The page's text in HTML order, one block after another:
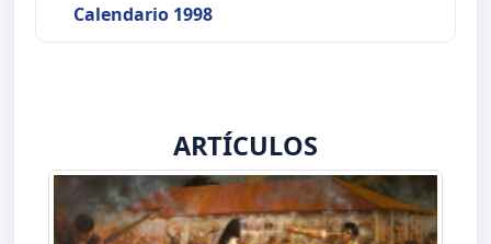
Calendario 1998
ARTÍCULOS